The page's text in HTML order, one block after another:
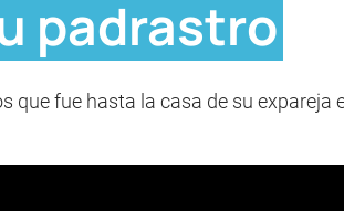
padrastro
que fue hasta la casa de su